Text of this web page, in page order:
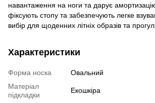
навантаження на ноги та дарує
фіксують стопу та забезпечують легке
вибір для щоденних літніх образів та
Характеристики
Форма носка
Овальний
Матеріал
підкладки
Екошкіра